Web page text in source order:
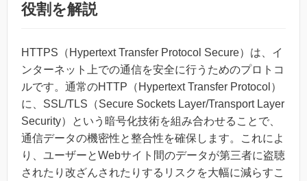
役割を解説
HTTPS（Hypertext Transfer Protocol Secure）は、イ
ンターネット上での通信を安全に行うためのプロトコ
ルです。通常のHTTP（Hypertext Transfer Protocol）
に、SSL/TLS（Secure Sockets Layer/Transport Layer
Security）という暗号化技術を組み合わせることで、
通信データの機密性と整合性を確保します。これによ
り、ユーザーとWebサイト間のデータが第三者に盗聴
されたり改ざんされたりするリスクを大幅に減らすこ